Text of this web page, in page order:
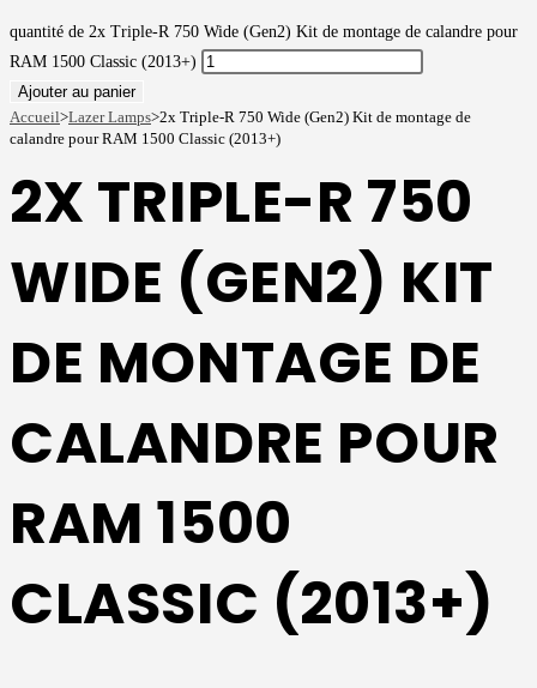
quantité de 2x Triple-R 750 Wide (Gen2) Kit de montage de calandre pour
RAM 1500 Classic (2013+)
Ajouter au panier
Accueil>Lazer Lamps>2x Triple-R 750 Wide (Gen2) Kit de montage de
calandre pour RAM 1500 Classic (2013+)
2X TRIPLE-R 750
WIDE (GEN2) KIT
DE MONTAGE DE
CALANDRE POUR
RAM 1500
CLASSIC (2013+)